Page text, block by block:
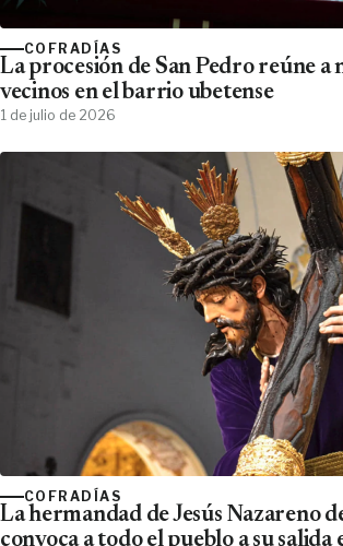
COFRADÍAS
La procesión de San Pedro reúne a
vecinos en el barrio ubetense
1 de julio de 2026
COFRADÍAS
La hermandad de Jesús Nazareno
convoca a todo el pueblo a su